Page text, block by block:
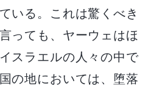
いる。これは驚くべき
っても、ヤーウェはほ
スラエルの人々の中で
の地においては、堕落